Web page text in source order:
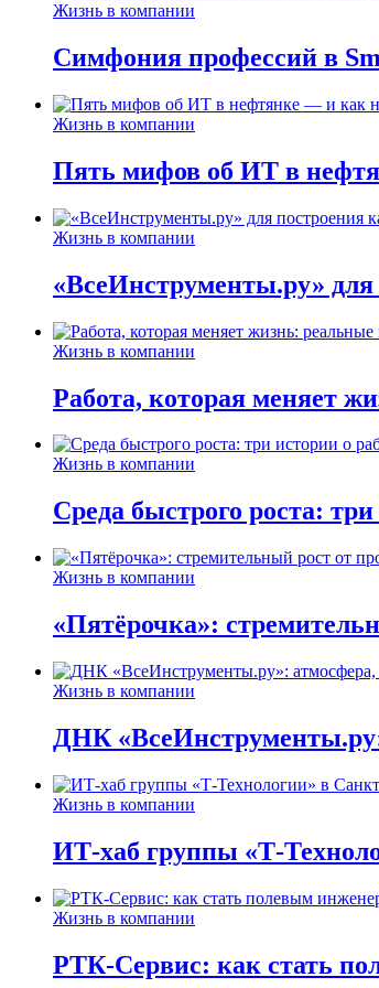
Жизнь в компании
Симфония профессий в
Жизнь в компании
Пять мифов об ИТ в
Жизнь в компании
«ВсеИнструменты.ру»
Жизнь в компании
Работа, которая меняет
Жизнь в компании
Среда быстрого роста:
Жизнь в компании
«Пятёрочка»:
Жизнь в компании
ДНК
Жизнь в компании
ИТ-хаб группы «Т-
Жизнь в компании
РТК-Сервис: как стать